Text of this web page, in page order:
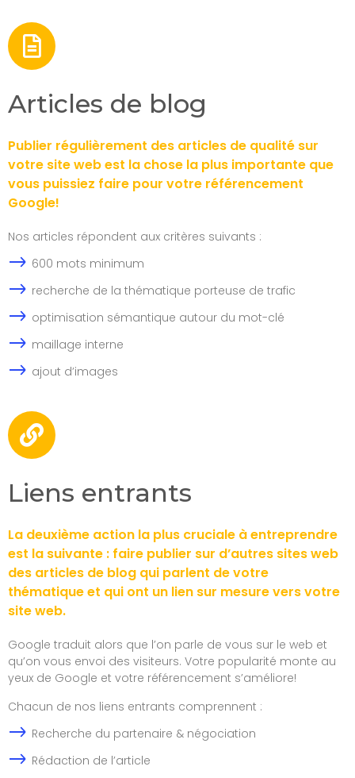
Articles de blog
Publier régulièrement des articles de qualité sur
votre site web est la chose la plus importante que
vous puissiez faire pour votre référencement
Google!
Nos articles répondent aux critères suivants :
600 mots minimum
recherche de la thématique porteuse de trafic
optimisation sémantique autour du mot-clé
maillage interne
ajout d’images
Liens entrants
La deuxième action la plus cruciale à entreprendre
est la suivante : faire publier sur d’autres sites web
des articles de blog qui parlent de votre
thématique et qui ont un lien sur mesure vers votre
site web.
Google traduit alors que l’on parle de vous sur le web et
qu’on vous envoi des visiteurs. Votre popularité monte au
yeux de Google et votre référencement s’améliore!
Chacun de nos liens entrants comprennent :
Recherche du partenaire & négociation
Rédaction de l’article